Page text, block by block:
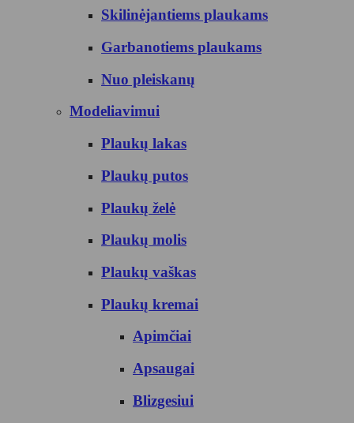
Skilinėjantiems plaukams
Garbanotiems plaukams
Nuo pleiskanų
Modeliavimui
Plaukų lakas
Plaukų putos
Plaukų želė
Plaukų molis
Plaukų vaškas
Plaukų kremai
Apimčiai
Apsaugai
Blizgesiui